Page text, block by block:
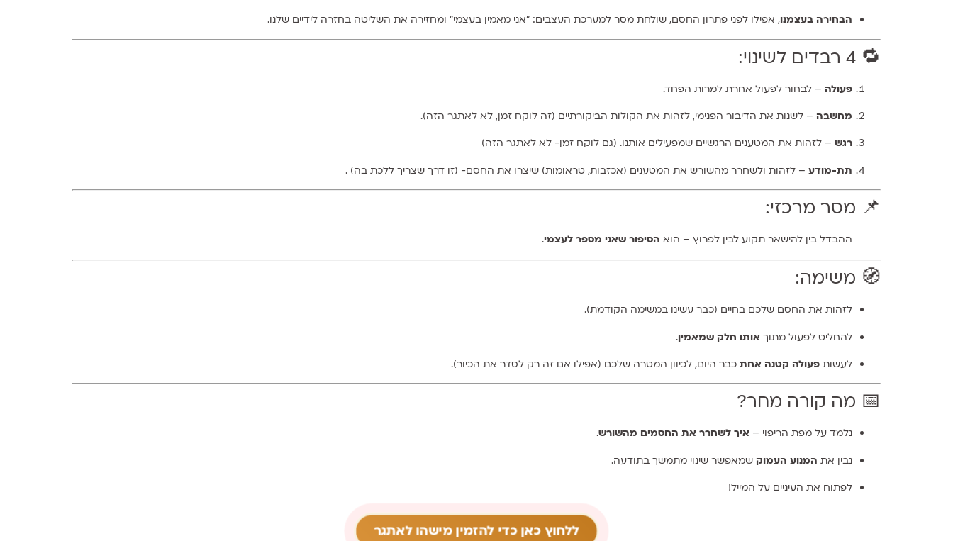
הבחירה בעצמנו, אפילו לפני פתרון החסם, שולחת מסר למערכת העצבים: "אני מאמין בעצמי" ומחזירה את השליטה בחזרה לידיים שלנו.
🔁 4 רבדים לשינוי:
פעולה – לבחור לפעול אחרת למרות הפחד.
מחשבה – לשנות את הדיבור הפנימי, לזהות את הקולות הביקורתיים (זה לוקח זמן, לא לאתגר הזה).
רגש – לזהות את המטענים הרגשיים שמפעילים אותנו. (גם לוקח זמן- לא לאתגר הזה)
תת-מודע – לזהות ולשחרר מהשורש את המטענים (אכזבות, טראומות) שיצרו את החסם- (זו דרך שצריך ללכת בה) .
📌 מסר מרכזי:
ההבדל בין להישאר תקוע לבין לפרוץ – הוא הסיפור שאני מספר לעצמי.
🧭 משימה:
לזהות את החסם שלכם בחיים (כבר עשינו במשימה הקודמת).
להחליט לפעול מתוך אותו חלק שמאמין.
לעשות פעולה קטנה אחת כבר היום, לכיוון המטרה שלכם (אפילו אם זה רק לסדר את הכיור).
📅 מה קורה מחר?
נלמד על מפת הריפוי – איך לשחרר את החסמים מהשורש.
נבין את המנוע העמוק שמאפשר שינוי מתמשך בתודעה.
לפתוח את העיניים על המייל!
ללחוץ כאן כדי להזמין מישהו לאתגר